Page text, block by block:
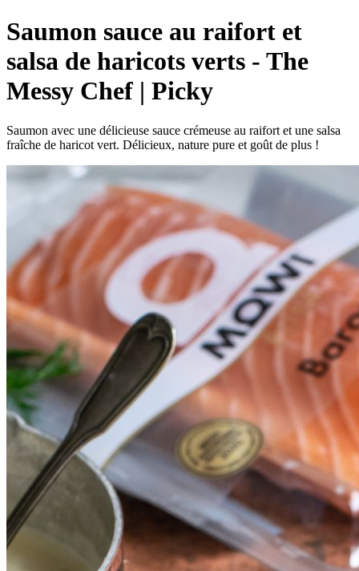
Saumon sauce au raifort et
salsa de haricots verts - The
Messy Chef | Picky
Saumon avec une délicieuse sauce crémeuse au raifort et une salsa
fraîche de haricot vert. Délicieux, nature pure et goût de plus !